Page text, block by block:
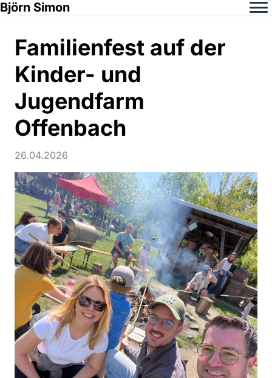
Björn Simon
Familienfest auf der
Kinder- und
Jugendfarm
Offenbach
26.04.2026